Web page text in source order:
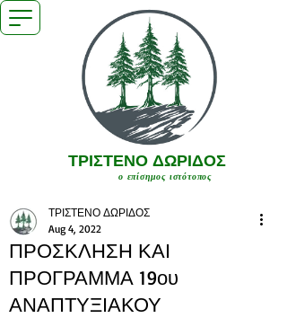
ο επίσημος ιστότοπος
ΤΡΙΣΤΕΝΟ ΔΩΡΙΔΟΣ
ΠΡΟΣΚΛΗΣΗ ΚΑΙ
ΠΡΟΓΡΑΜΜΑ 19ου
ΑΝΑΠΤΥΞΙΑΚΟΥ
ΤΡΙΣΤΕΝΟ ΔΩΡΙΔΟΣ
Aug 4, 2022